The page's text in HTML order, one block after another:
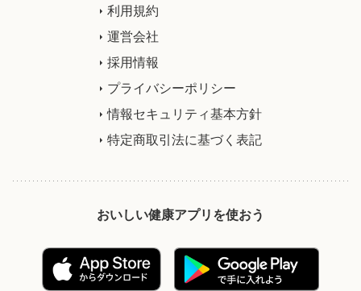
利用規約
運営会社
採用情報
プライバシーポリシー
情報セキュリティ基本方針
特定商取引法に基づく表記
おいしい健康アプリを使おう